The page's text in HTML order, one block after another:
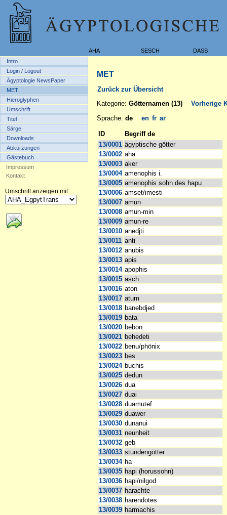
AHA SESCH
DASS
Intro
Login / Logout
Ägyptologie NewsPaper
MET
Hieroglyphen
Umschrift
Titel
Särge
Downloads
Abkürzungen
Gästebuch
Impressum
Kontakt
Umschrift anzeigen mit:
MET
Zurück zur Übersicht
Kategorie: Götternamen (13)
Vorherige
Sprache: de en fr ar
ID
Begriff de
13/0001 ägyptische götter
13/0002 aha
13/0003 aker
13/0004 amenophis i.
13/0005 amenophis sohn des hapu
13/0006 amset/imesti
13/0007 amun
13/0008 amun-min
13/0009 amun-re
13/0010 anedjti
13/0011 anti
13/0012 anubis
13/0013 apis
13/0014 apophis
13/0015 asch
13/0016 aton
13/0017 atum
13/0018 banebdjed
13/0019 bata
13/0020 bebon
13/0021 behedeti
13/0022 benu/phönix
13/0023 bes
13/0024 buchis
13/0025 dedun
13/0026 dua
13/0027 duai
13/0028 duamutef
13/0029 duawer
13/0030 dunanui
13/0031 neunheit
13/0032 geb
13/0033 stundengötter
13/0034 ha
13/0035 hapi (horussohn)
13/0036 hapi/nilgod
13/0037 harachte
13/0038 harendotes
13/0039 harmachis